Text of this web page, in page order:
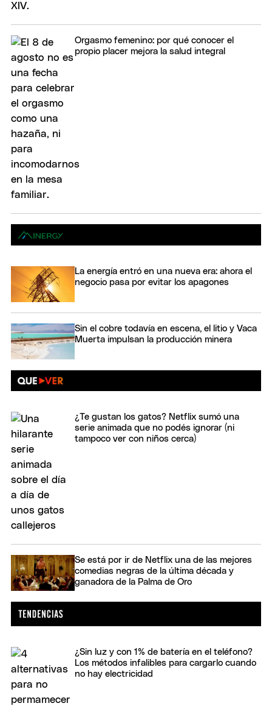
Orgasmo femenino: por qué conocer el
propio placer mejora la salud integral
La energía entró en una nueva era: ahora el
negocio pasa por evitar los apagones
Sin el cobre todavía en escena, el litio y Vaca
Muerta impulsan la producción minera
¿Te gustan los gatos? Netflix sumó una
serie animada que no podés ignorar (ni
tampoco ver con niños cerca)
Se está por ir de Netflix una de las mejores
comedias negras de la última década y
ganadora de la Palma de Oro
¿Sin luz y con 1% de batería en el teléfono?
Los métodos infalibles para cargarlo cuando
no hay electricidad